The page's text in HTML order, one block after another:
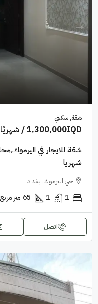
شقة, سكني
1,300,000IQD/ شهريًا
شهريا
حي اليرموك, بغداد
1
1
65 متر مربع
اتصل